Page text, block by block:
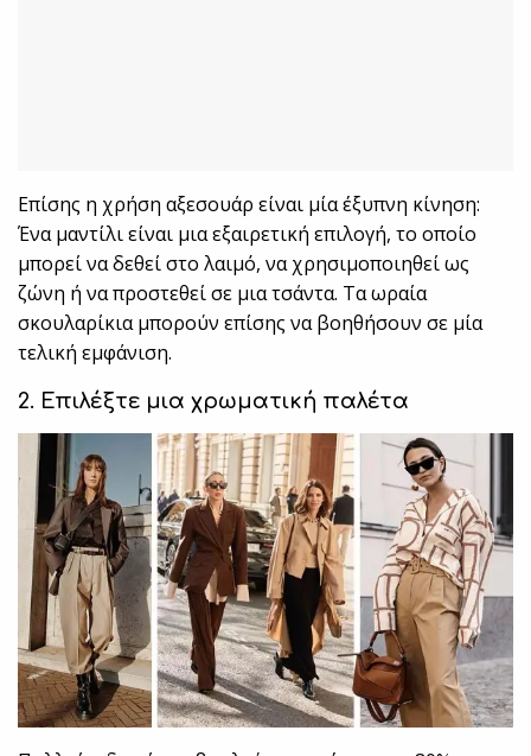
Επίσης η χρήση αξεσουάρ είναι μία έξυπνη κίνηση:
Ένα μαντίλι είναι μια εξαιρετική επιλογή, το οποίο
μπορεί να δεθεί στο λαιμό, να χρησιμοποιηθεί ως
ζώνη ή να προστεθεί σε μια τσάντα. Τα ωραία
σκουλαρίκια μπορούν επίσης να βοηθήσουν σε μία
τελική εμφάνιση.
2. Επιλέξτε μια χρωματική παλέτα